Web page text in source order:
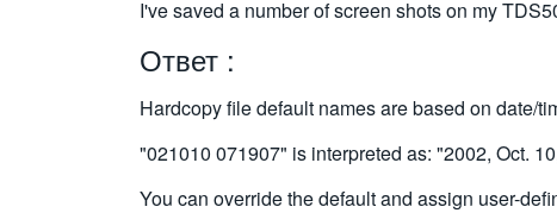
I've saved a number of screen shots on my
Ответ :
Hardcopy file default names are based on date/
"021010 071907" is interpreted as: "2002, Oct.
You can override the default and assign user-